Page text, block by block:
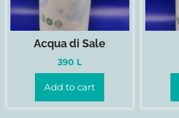
Acqua di Sale
390 L
Add to cart